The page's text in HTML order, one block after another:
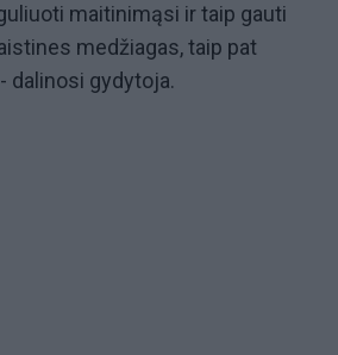
maitinimąsi ir taip gauti
medžiagas, taip pat
dalinosi gydytoja.